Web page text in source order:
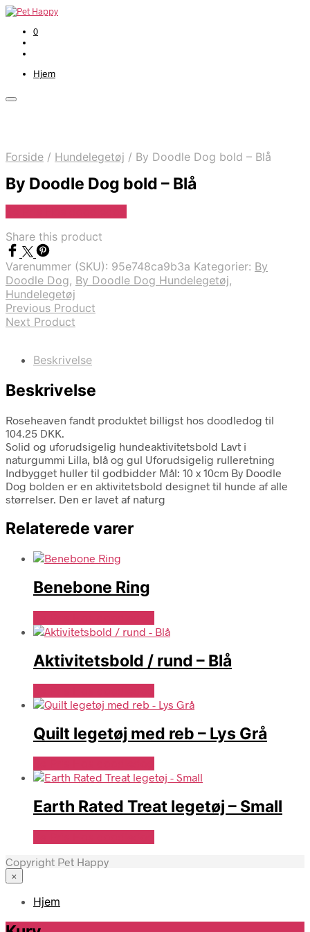
0
Hjem
Forside / Hundelegetøj / By Doodle Dog bold – Blå
By Doodle Dog bold – Blå
Share this product
Varenummer (SKU): 95e748ca9b3a Kategorier: By
Doodle Dog, By Doodle Dog Hundelegetøj,
Hundelegetøj
Previous Product
Next Product
Beskrivelse
Beskrivelse
Roseheaven fandt produktet billigst hos doodledog til
104.25 DKK.
Solid og uforudsigelig hundeaktivitetsbold Lavt i
naturgummi Lilla, blå og gul Uforudsigelig rulleretning
Indbygget huller til godbidder Mål: 10 x 10cm By Doodle
Dog bolden er en aktivitetsbold designet til hunde af alle
størrelser. Den er lavet af naturg
Relaterede varer
Benebone Ring
Aktivitetsbold / rund – Blå
Quilt legetøj med reb – Lys Grå
Earth Rated Treat legetøj – Small
Copyright Pet Happy
×
Hjem